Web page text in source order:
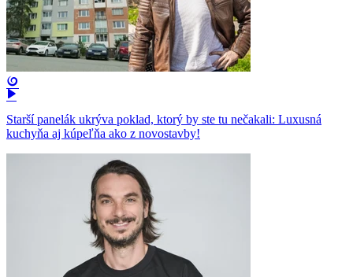
Starší panelák ukrýva poklad, ktorý by ste tu nečakali: Luxusná
kuchyňa aj kúpeľňa ako z novostavby!